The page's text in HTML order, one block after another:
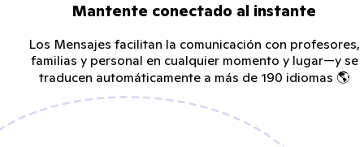
Mantente conectado al instante
Los Mensajes facilitan la comunicación con profesores,
familias y personal en cualquier momento y lugar—y se
traducen automáticamente a más de 190 idiomas 🌎